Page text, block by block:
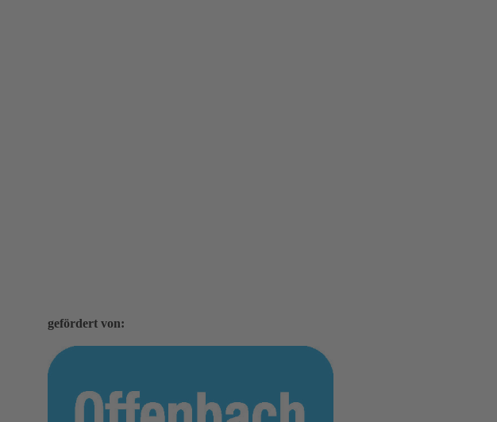
gefördert von: